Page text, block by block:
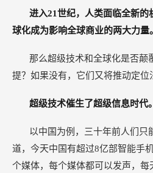
进入21世纪，人类面临全新
球化成为影响全球商业的两大力量。
那么超级技术和全球化是否颠
提？如果没有，它们又将推动定位
超级技术催生了超级信息时代。
以中国为例，三十年前人们只
道，今天中国有超过8亿部智能手
个媒体，每个媒体都可以发声，